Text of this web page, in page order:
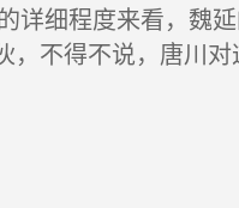
详细程度来看，魏
，不得不说，唐川